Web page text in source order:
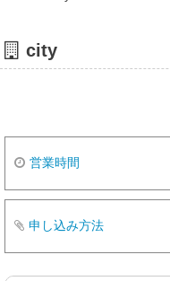
city
営業時間
申し込み方法